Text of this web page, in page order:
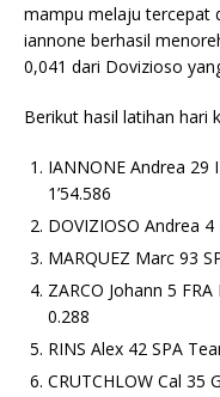
mampu melaju tercepat
iannone berhasil
0,041 dari Dovizioso
Berikut hasil latihan hari
IANNONE Andrea 29
1’54.586
DOVIZIOSO Andrea
MARQUEZ Marc 93
ZARCO Johann 5
0.288
RINS Alex 42 SPA
CRUTCHLOW Cal 35